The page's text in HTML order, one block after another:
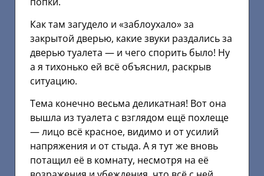
Как там загудело и «заблоухало» за
закрытой дверью, какие звуки раздались за
дверью туалета — и чего спорить было! Ну
а я тихонько ей всё объяснил, раскрыв
ситуацию.
Тема конечно весьма деликатная! Вот она
вышла из туалета с взглядом ещё похлеще
— лицо всё красное, видимо и от усилий
напряжения и от стыда. А я тут же вновь
потащил её в комнату, несмотря на её